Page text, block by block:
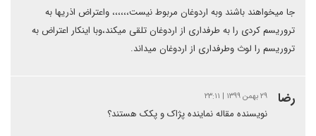
جا میخواهند باشند وبه اردوغان مربوط نیست،،،،،، واعتراض اذریها به
تروریسم کردی را به طرفداری از اردوغان تلقی میکند،وبا اینکار اعتراض به
تروریسم را لوث وطرفداری از اردوغان میداند.
۲۹ بهمن ۱۳۹۹ | ۲۳:۱۱
نویسنده مقاله نماینده پژاک و پکک هستند؟